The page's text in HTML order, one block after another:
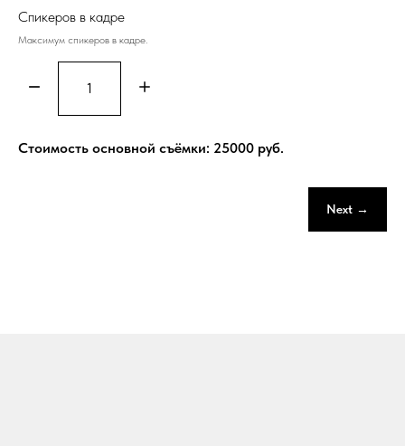
Спикеров в кадре
Максимум спикеров в кадре.
Стоимость основной съёмки: 25000 руб.
Next →